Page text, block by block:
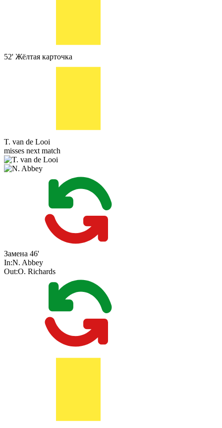
52' Жёлтая карточка
T. van de Looi
misses next match
Замена 46'
In:N. Abbey
Out:O. Richards